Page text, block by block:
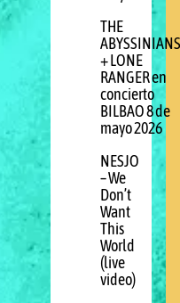
THE
ABYSSINIANS
+ LONE
RANGER en
concierto
BILBAO 8 de
mayo 2026
NESJO
– We
Don’t
Want
This
World
(live
video)